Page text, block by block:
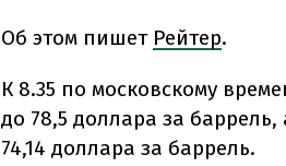
Об этом пишет Рейтер.
К 8.35 по московскому
до 78,5 доллара за
74,14 доллара за баррель.